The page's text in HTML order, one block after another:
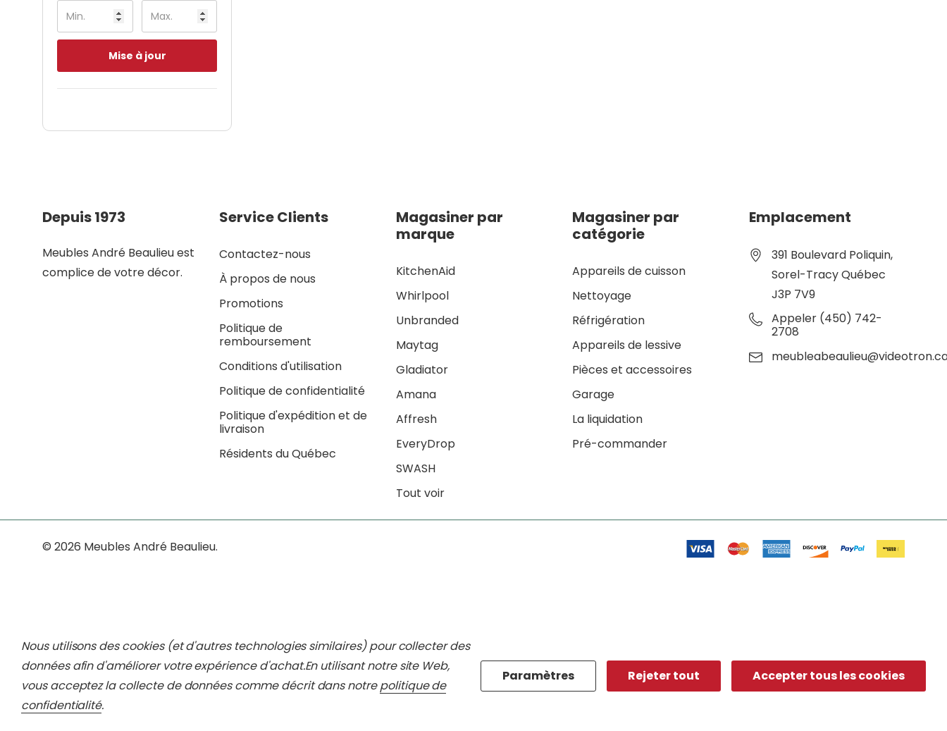
Mise à jour
Depuis 1973
Meubles André Beaulieu est
complice de votre décor.
Service Clients
Contactez-nous
À propos de nous
Promotions
Politique de
remboursement
Conditions d'utilisation
Politique de confidentialité
Politique d'expédition et de
livraison
Résidents du Québec
Magasiner par
marque
KitchenAid
Whirlpool
Unbranded
Maytag
Gladiator
Amana
Affresh
EveryDrop
SWASH
Tout voir
Magasiner par
catégorie
Appareils de cuisson
Nettoyage
Réfrigération
Appareils de lessive
Pièces et accessoires
Garage
La liquidation
Pré-commander
Emplacement
391 Boulevard Poliquin,
Sorel-Tracy Québec
J3P 7V9
Appeler (450) 742-
2708
© 2026 Meubles André Beaulieu.
Nous utilisons des cookies (et d'autres technologies similaires) pour collecter des
données afin d'améliorer votre expérience d'achat.En utilisant notre site Web,
vous acceptez la collecte de données comme décrit dans notrepolitique de
confidentialité.
Paramètres Rejeter tout Accepter tous les cookies